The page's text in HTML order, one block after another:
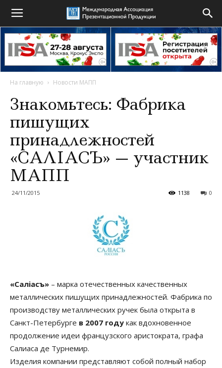
На главную Новости МАПП
Знакомьтесь: Фабрика
пишущих
принадлежностей
«САЛIАСЪ» — участник
МАПП
24/11/2015 0
1138
«Салiасъ» – марка отечественных качественных
металлических пишущих принадлежностей. Фабрика по
производству металлических ручек была открыта в
Санкт-Петербурге в 2007 году как вдохновенное
продолжение идеи французского аристократа, графа
Салиаса де Турнемир.
Изделия компании представляют собой полный набор